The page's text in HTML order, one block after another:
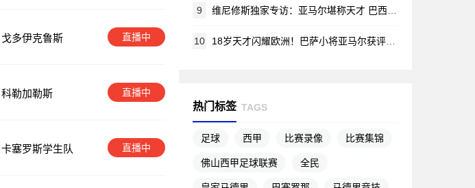
戈多伊克鲁斯 直播中
科勒加勒斯 直播中
卡塞罗斯学生队 直播中
9 维尼修斯独家专访：亚马尔堪称天才 巴西渴望重夺世界杯荣耀
10 18岁天才闪耀欧洲！巴萨小将亚马尔获评赛季最佳新星
热门标签 TAGS
足球 西甲 比赛录像 比赛集锦
佛山西甲足球联赛 全民